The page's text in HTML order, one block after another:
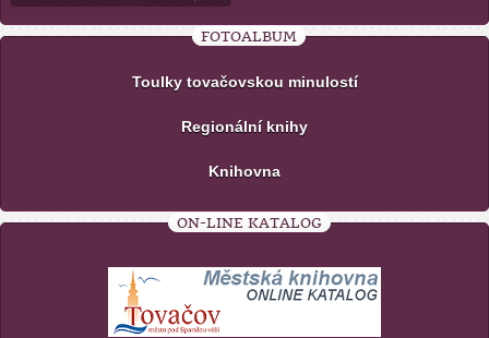
FOTOALBUM
Toulky tovačovskou minulostí
Regionální knihy
Knihovna
ON-LINE KATALOG